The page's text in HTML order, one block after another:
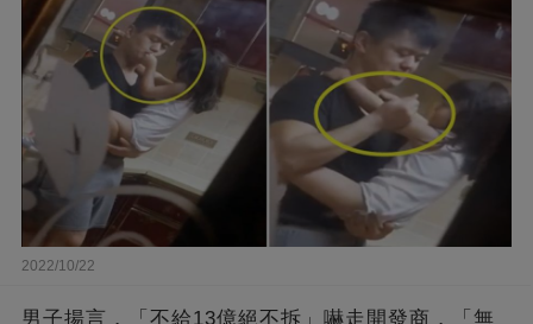
2022/10/22
男子揚言，「不給13億絕不拆」嚇走開發商，「無